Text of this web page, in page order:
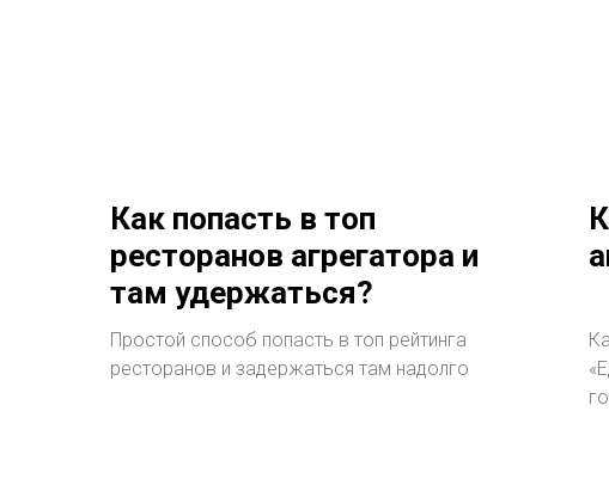
Как попасть в топ
ресторанов агрегатора и
там удержаться?
Простой способ попасть в топ рейтинга
ресторанов и задержаться там надолго